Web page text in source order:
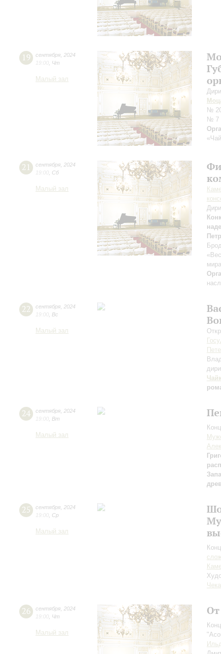
19 сентября 2024
19:00 Чт
Малый зал
№
№ 7
21 сентября 2024
19:00 Сб
Малый зал
22 сентября 2024
19:00 Вс
Малый зал
24 сентября 2024
19:00 Вт
Малый зал
25 сентября 2024
19:00 Ср
Малый зал
26 сентября 2024
19:00 Чт
Малый зал